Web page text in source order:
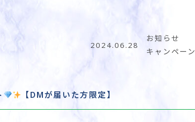
2024.06.28
お知らせ
キャンペーン
【DMが届いた方限定】